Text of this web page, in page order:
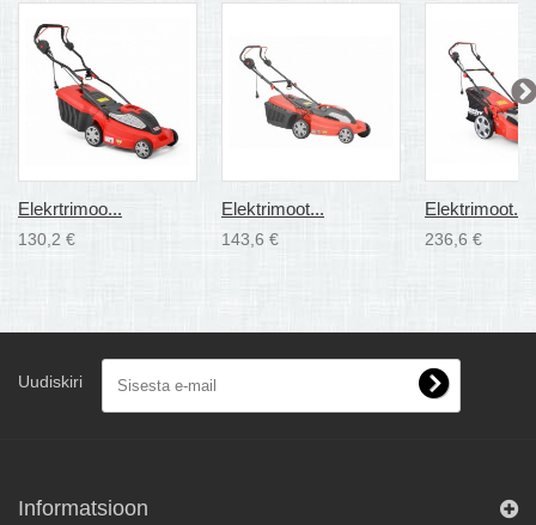
Elekrtrimoo...
130,2 €
Elektrimoot...
143,6 €
Elektrimoot...
236,6 €
Uudiskiri
Informatsioon